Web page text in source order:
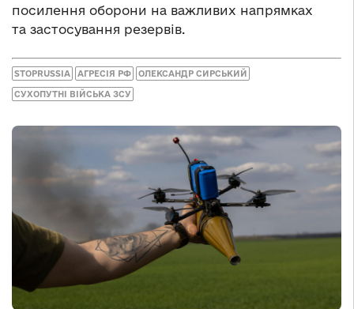
посилення оборони на важливих напрямках
та застосування резервів.
STOPRUSSIA АГРЕСІЯ РФ ОЛЕКСАНДР СИРСЬКИЙ
СУХОПУТНІ ВІЙСЬКА ЗСУ